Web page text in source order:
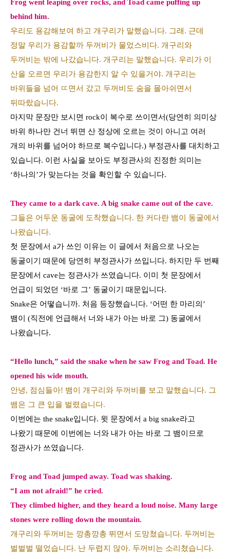
Frog went leaping over rocks, and Toad came puffing up
behind him.
우리도 용감해보여 하고 개구리가 말했습니다. 그래. 근데
정말 우리가 용감할까 두꺼비가 물었스비다. 개구리와
두꺼비는 밖에 나갔습니다. 개구리는 말했습니다. 우리가 이
산을 오르면 우리가 용감한지 알 수 있을거야. 개구리는
바위들을 넘어 ㄸ면서 갔고 두꺼비도 숨을 몰아쉬면서
뒤따랐습니다.
마지막 문장만 보시면 rock이 복수로 쓰이면서(당연히 의미상
바위 하나만 건너 뛰면 산 정상에 오르는 것이 아니고 여러
개의 바위를 넘어야 하므로 복수입니다.) 부정관사를 대치하고
있습니다. 이런 사실을 보아도 부정관사의 진정한 의미는
‘하나의 ’가 맞는다는 것을 확인할 수 있습니다.
They came to a dark cave. A big snake came out of the cave.
그들은 어두운 동굴에 도착했습니다. 한 커다란 뱀이 동굴에서
나왔습니다.
첫 문장에서 a가 쓰인 이유는 이 글에서 처음으로 나오는
동굴이기 때문에 당연히 부정관사가 쓰입니다. 하지만 두 번째
문장에서 cave는 정관사가 쓰였습니다. 이미 첫 문장에서
언급이 되었던 ‘바로 그’ 동굴이기 때문입니다.
Snake은 어떻습니까. 처음 등장했습니다. ‘어떤 한 마리의 ’
뱀이
(직전에 언급해서 너와 내가 아는 바로 그) 동굴에서
나왔습니다.
“Hello lunch,” said the snake when he saw Frog and Toad. He
opened his wide mouth.
안녕, 점심들아! 뱀이 개구리와 두꺼비를 보고 말했습니다. 그
뱀은 그 큰 입을 벌렸습니다.
이번에는 the snake입니다. 윗 문장에서 a big snake라고
나왔기 때문에 이번에는 너와 내가 아는 바로 그 뱀이므로
정관사가 쓰였습니다.
Frog and Toad jumped away. Toad was shaking.
“I am not afraid!” he cried.
They climbed higher, and they heard a loud noise. Many large
stones were rolling down the mountain.
개구리와 두꺼비는 깡총깡총 뛰면서 도망쳤습니다. 두꺼비는
벌벌벌 떨었습니다. 난 두렵지 않아. 두꺼비는 소리쳤습니다.